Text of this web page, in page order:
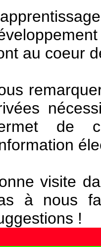
au coeur
de
visite
à nous
!